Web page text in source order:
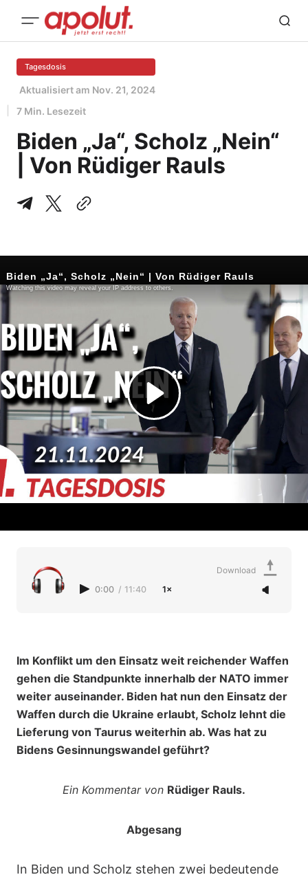
Tagesdosis
Aktualisiert am Nov. 21, 2024
7 Min. Lesezeit
Biden „Ja“, Scholz „Nein“
| Von Rüdiger Rauls
0:00 / 11:40 1×
Download
Im Konflikt um den Einsatz weit reichender Waffen
gehen die Standpunkte innerhalb der NATO immer
weiter auseinander. Biden hat nun den Einsatz der
Waffen durch die Ukraine erlaubt, Scholz lehnt die
Lieferung von Taurus weiterhin ab. Was hat zu
Bidens Gesinnungswandel geführt?
Ein Kommentar von Rüdiger Rauls.
Abgesang
In Biden und Scholz stehen zwei bedeutende